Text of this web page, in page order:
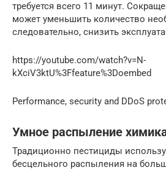
требуется всего 11 минут.
может уменьшить количество
следовательно, снизить
https://youtube.com/watch?v=N-
kXciV3ktU%3Ffeature%3Doembed
Performance, security and DDoS
Умное распыление
Традиционно пестициды
бесцельного распыления на